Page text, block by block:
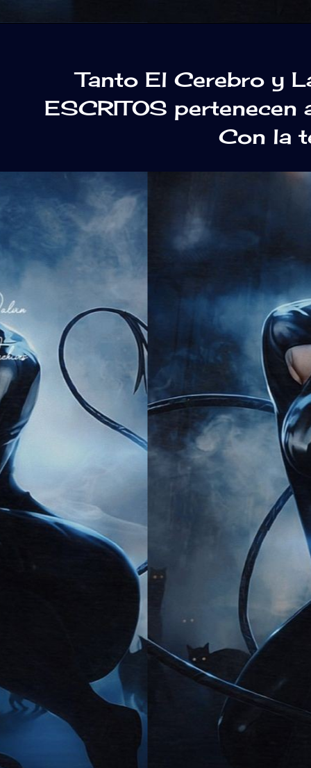
Tanto El Cerebro y
ESCRITOS pertenecen
Con la